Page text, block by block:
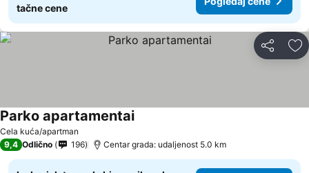
tačne cene
Deli
Cela kuća/apartman
Parko apartamentai
9,4 Odlično 196 Centar grada: udaljenost 5.0 km